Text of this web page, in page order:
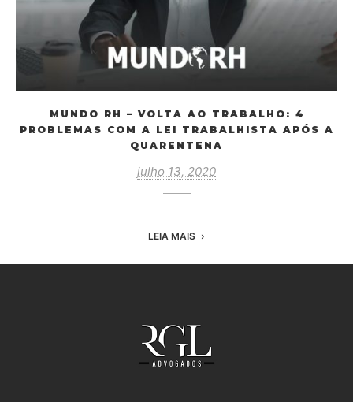
MUNDO RH – VOLTA AO TRABALHO: 4
PROBLEMAS COM A LEI TRABALHISTA APÓS A
QUARENTENA
julho 13, 2020
LEIA MAIS